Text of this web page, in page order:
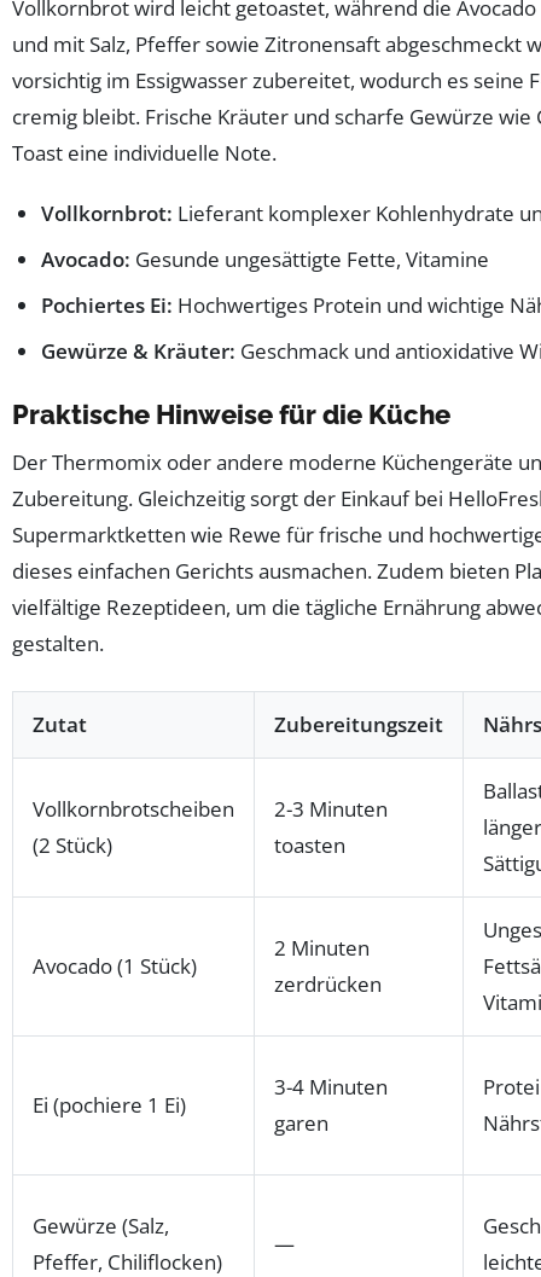
Vollkornbrot wird leicht getoastet, während die
und mit Salz, Pfeffer sowie Zitronensaft abgeschmeckt
vorsichtig im Essigwasser zubereitet, wodurch es seine
cremig bleibt. Frische Kräuter und scharfe Gewürze
Toast eine individuelle Note.
Vollkornbrot: Lieferant komplexer Kohlenhydrate
Avocado: Gesunde ungesättigte Fette, Vitamine
Pochiertes Ei: Hochwertiges Protein und wichtige
Gewürze & Kräuter: Geschmack und antioxidative
Praktische Hinweise für die Küche
Der Thermomix oder andere moderne Küchengeräte
Zubereitung. Gleichzeitig sorgt der Einkauf bei
Supermarktketten wie Rewe für frische und
dieses einfachen Gerichts ausmachen. Zudem bieten
vielfältige Rezeptideen, um die tägliche Ernährung
gestalten.
Zutat Zubereitungszeit
Vollkornbrotscheiben
(2 Stück)
2-3 Minuten
toasten
Avocado (1 Stück)
2 Minuten
zerdrücken
Ei (pochiere 1 Ei)
3-4 Minuten
garen
Gewürze (Salz,
Pfeffer, Chiliflocken)
—